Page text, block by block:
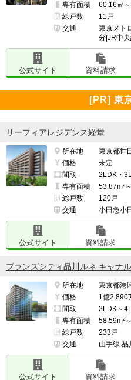
専有面積
60.16㎡
総戸数
11戸
交通
東京メト
分|JR中
公式サイト 資料請求
[PR] 東
リーフィアレジデンス経堂
所在地
東京都世
価格
未定
間取
2LDK・
専有面積
53.87m²
総戸数
120戸
交通
小田急小
公式サイト 資料請求
ブランズシティ品川ルネ キャナル
所在地
東京都港
価格
1億2,890
間取
2LDK～
専有面積
58.59m²
総戸数
233戸
交通
山手線 品
公式サイト 資料請求